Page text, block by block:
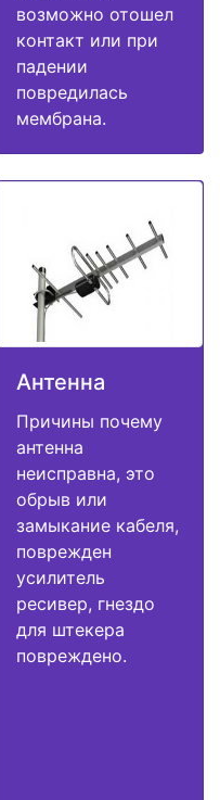
возможно отошел
контакт или при
падении
повредилась
мембрана.
Антенна
Причины почему
антенна
неисправна, это
обрыв или
замыкание кабеля,
поврежден
усилитель
ресивер, гнездо
для штекера
повреждено.